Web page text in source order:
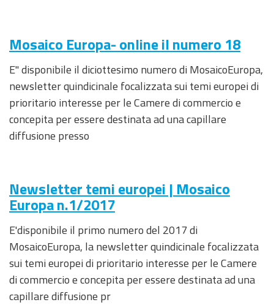
Mosaico Europa- online il numero 18
E'' disponibile il diciottesimo numero di MosaicoEuropa,
newsletter quindicinale focalizzata sui temi europei di
prioritario interesse per le Camere di commercio e
concepita per essere destinata ad una capillare
diffusione presso
Newsletter temi europei | Mosaico
Europa n.1/2017
E'disponibile il primo numero del 2017 di
MosaicoEuropa, la newsletter quindicinale focalizzata
sui temi europei di prioritario interesse per le Camere
di commercio e concepita per essere destinata ad una
capillare diffusione pr